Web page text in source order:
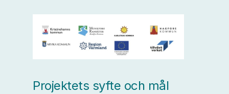
Projektets syfte och mål